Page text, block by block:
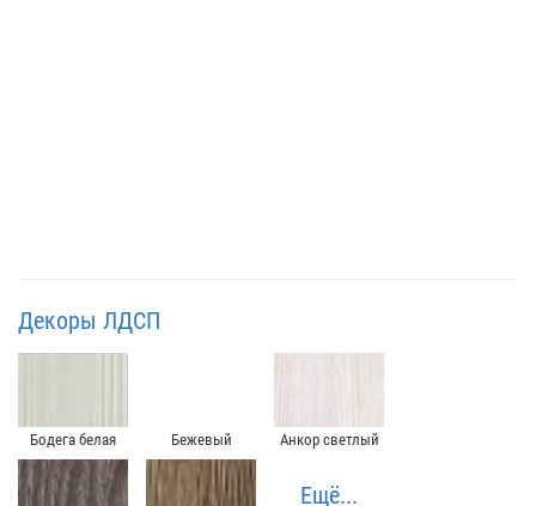
Декоры ЛДСП
Бодега белая Бежевый Анкор светлый
Ещё...